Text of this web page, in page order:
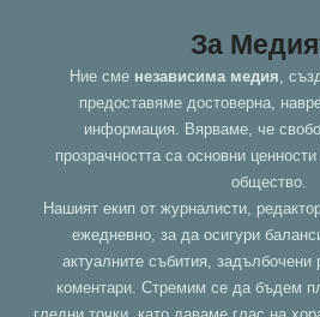
За
Ние сме независима медия ,
предоставяме достоверна,
информация. Вярваме, че
прозрачността са основни
общество.
Нашият екип от журналисти,
ежедневно, за да осигури
актуалните събития, задълбочени
коментари. Стремим се да бъдем